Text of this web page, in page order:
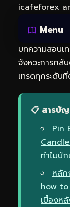
icafeforex
Menu
บทความสอนเ
จังหวะการกลั
เทรดทุกระดั
📋 สารบัญ
Pin
ทำไมนั
หลัก
how
เบื้องห